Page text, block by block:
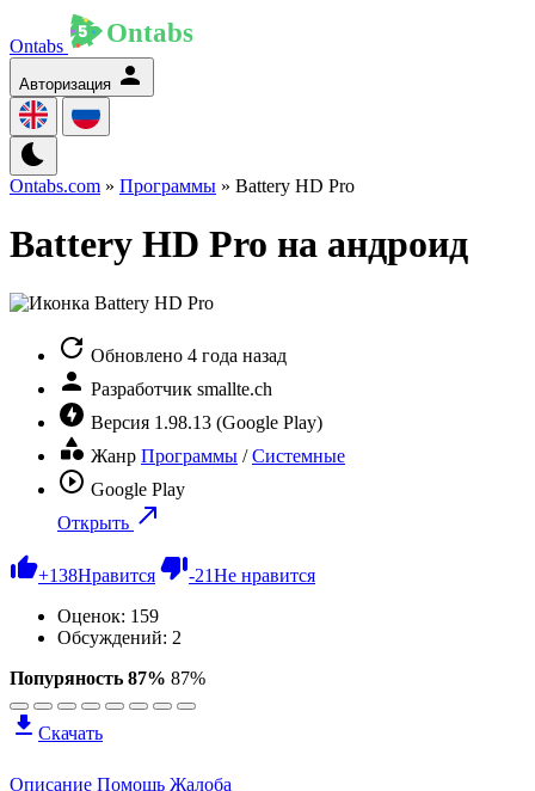
Ontabs
Авторизация
Ontabs.com » Программы » Battery HD Pro
Battery HD Pro на андроид
Обновлено 4 года назад
Разработчик smallte.ch
Версия 1.98.13 (Google Play)
Жанр Программы /Системные
Google Play
Открыть
+138Нравится -21Не нравится
Оценок: 159
Обсуждений: 2
Попуряность 87% 87%
Скачать
Описание Помощь Жалоба